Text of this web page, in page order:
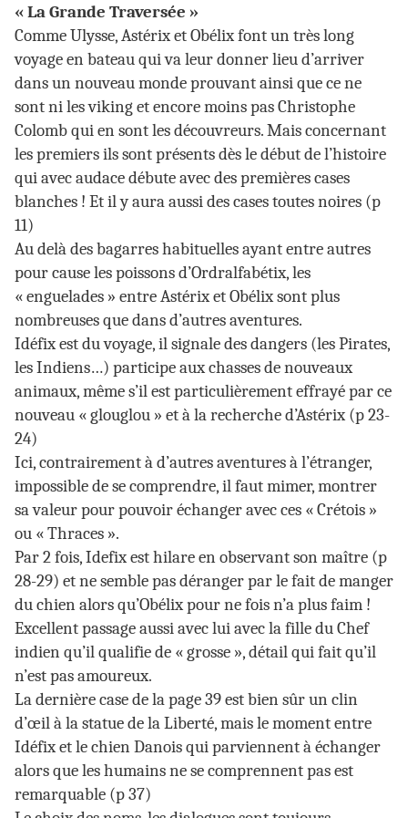
« La Grande Traversée »
Comme Ulysse, Astérix et Obélix font un très long
voyage en bateau qui va leur donner lieu d’arriver
dans un nouveau monde prouvant ainsi que ce ne
sont ni les viking et encore moins pas Christophe
Colomb qui en sont les découvreurs. Mais concernant
les premiers ils sont présents dès le début de l’histoire
qui avec audace débute avec des premières cases
blanches ! Et il y aura aussi des cases toutes noires (p
11)
Au delà des bagarres habituelles ayant entre autres
pour cause les poissons d’Ordralfabétix, les
« enguelades » entre Astérix et Obélix sont plus
nombreuses que dans d’autres aventures.
Idéfix est du voyage, il signale des dangers (les Pirates,
les Indiens…) participe aux chasses de nouveaux
animaux, même s’il est particulièrement effrayé par ce
nouveau « glouglou » et à la recherche d’Astérix (p 23-
24)
Ici, contrairement à d’autres aventures à l’étranger,
impossible de se comprendre, il faut mimer, montrer
sa valeur pour pouvoir échanger avec ces « Crétois »
ou « Thraces ».
Par 2 fois, Idefix est hilare en observant son maître (p
28-29) et ne semble pas déranger par le fait de manger
du chien alors qu’Obélix pour ne fois n’a plus faim !
Excellent passage aussi avec lui avec la fille du Chef
indien qu’il qualifie de « grosse », détail qui fait qu’il
n’est pas amoureux.
La dernière case de la page 39 est bien sûr un clin
d’œil à la statue de la Liberté, mais le moment entre
Idéfix et le chien Danois qui parviennent à échanger
alors que les humains ne se comprennent pas est
remarquable (p 37)